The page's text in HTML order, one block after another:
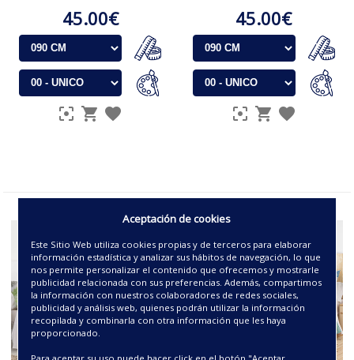
45.00€ 45.00€
Aceptación de cookies
Este Sitio Web utiliza cookies propias y de terceros para elaborar
información estadística y analizar sus hábitos de navegación, lo que
nos permite personalizar el contenido que ofrecemos y mostrarle
publicidad relacionada con sus preferencias. Además, compartimos
la información con nuestros colaboradores de redes sociales,
publicidad y análisis web, quienes podrán utilizar la información
recopilada y combinarla con otra información que les haya
proporcionado.